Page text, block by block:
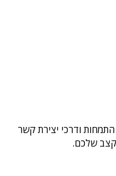
ודרכי יצירת קשר
שלכם.